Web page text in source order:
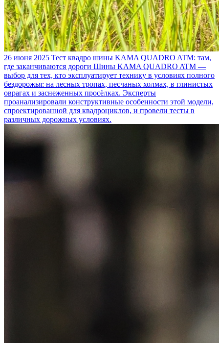
26 июня 2025 Тест квадро шины KAMA QUADRO ATM: там,
где заканчиваются дороги Шины KAMA QUADRO ATM —
выбор для тех, кто эксплуатирует технику в условиях полного
бездорожья: на лесных тропах, песчаных холмах, в глинистых
оврагах и заснеженных просёлках. Эксперты
проанализировали конструктивные особенности этой модели,
спроектированной для квадроциклов, и провели тесты в
различных дорожных условиях.